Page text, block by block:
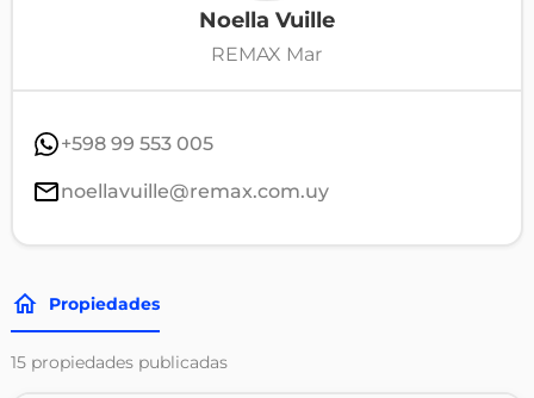
Noella Vuille
REMAX Mar
+598 99 553 005
noellavuille@remax.com.uy
Propiedades
15 propiedades publicadas